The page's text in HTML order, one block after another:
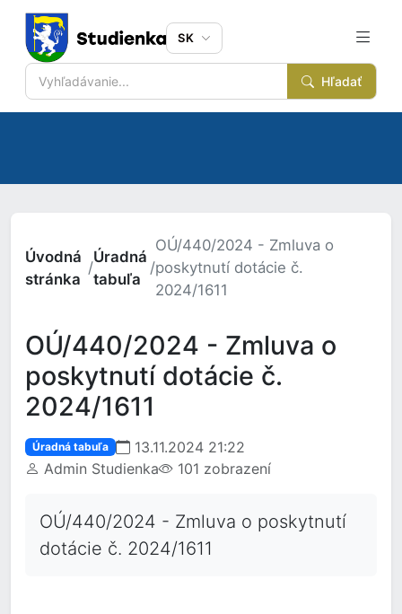
Hľadať
SK
Úvodná
stránka
/
Úradná
tabuľa
/
OÚ/440/2024 - Zmluva o
poskytnutí dotácie č.
2024/1611
OÚ/440/2024 - Zmluva o
poskytnutí dotácie č.
2024/1611
Úradná tabuľa
13.11.2024 21:22
Admin Studienka
101 zobrazení
OÚ/440/2024 - Zmluva o poskytnutí
dotácie č. 2024/1611